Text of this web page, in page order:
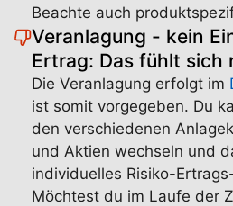
Beachte auch
Veranlagung - kein
Ertrag: Das fühlt sich
Die Veranlagung erfolgt im
ist somit vorgegeben. Du
den verschiedenen
und Aktien wechseln und
individuelles Risiko-
Möchtest du im Laufe der